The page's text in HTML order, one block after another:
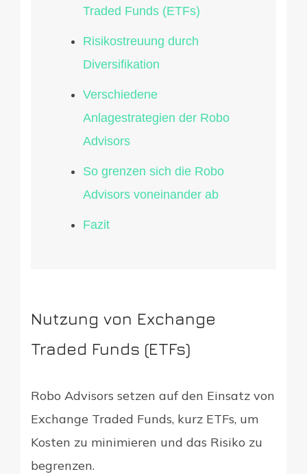
Traded Funds (ETFs)
Risikostreuung durch
Diversifikation
Verschiedene
Anlagestrategien der Robo
Advisors
So grenzen sich die Robo
Advisors voneinander ab
Fazit
Nutzung von Exchange
Traded Funds (ETFs)
Robo Advisors setzen auf den Einsatz von
Exchange Traded Funds, kurz ETFs, um
Kosten zu minimieren und das Risiko zu
begrenzen.